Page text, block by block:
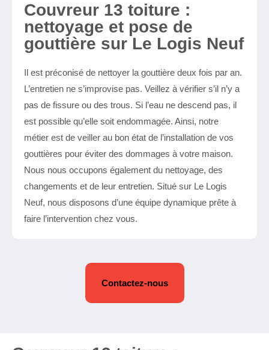
Couvreur 13 toiture :
nettoyage et pose de
gouttière sur Le Logis Neuf
Il est préconisé de nettoyer la gouttière deux fois par an.
L’entretien ne s’improvise pas. Veillez à vérifier s’il n’y a
pas de fissure ou des trous. Si l’eau ne descend pas, il
est possible qu’elle soit endommagée. Ainsi, notre
métier est de veiller au bon état de l’installation de vos
gouttières pour éviter des dommages à votre maison.
Nous nous occupons également du nettoyage, des
changements et de leur entretien. Situé sur Le Logis
Neuf, nous disposons d’une équipe dynamique prête à
faire l’intervention chez vous.
Contactez-nous